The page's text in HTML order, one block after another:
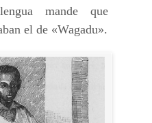
mande que
el de «Wagadu».